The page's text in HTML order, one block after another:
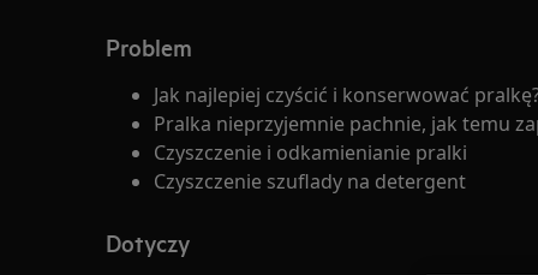
Problem
Jak najlepiej czyścić i konserwować
Pralka nieprzyjemnie pachnie, jak temu
Czyszczenie i odkamienianie pralki
Czyszczenie szuflady na detergent
Dotyczy